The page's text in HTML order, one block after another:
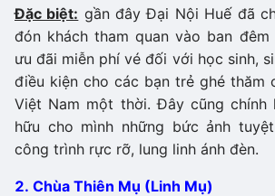
Đặc biệt: gần đây Đại Nội Huế đã
đón khách tham quan vào ban
ưu đãi miễn phí vé đối với học sinh,
điều kiện cho các bạn trẻ ghé thăm
Việt Nam một thời. Đây cũng
hữu cho mình những bức ảnh
công trình rực rỡ, lung linh ánh đèn.
2. Chùa Thiên Mụ (Linh Mụ)